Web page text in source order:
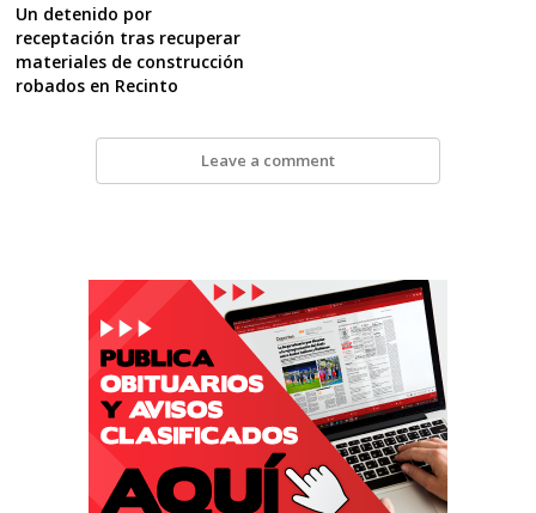
Un detenido por
receptación tras recuperar
materiales de construcción
robados en Recinto
Leave a comment